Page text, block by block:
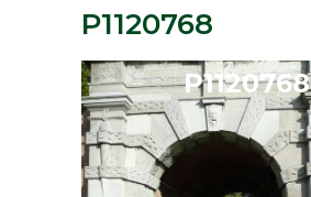
P1120768
P1120768